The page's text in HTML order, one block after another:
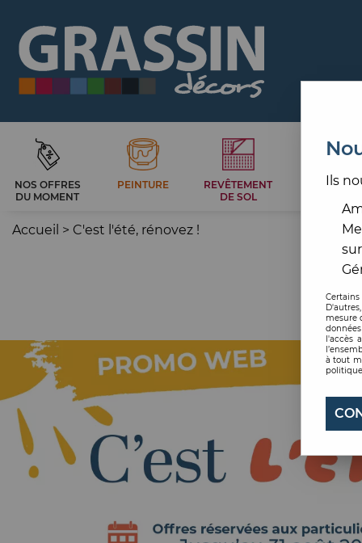
NOS OFFRES
DU MOMENT
PEINTURE
REVÊTEMENT
DE SOL
Accueil > C'est l'été, rénovez !
Ils
mesure
l'accès
à tout